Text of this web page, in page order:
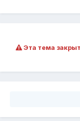
Эта тема